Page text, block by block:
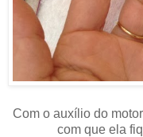
Com o auxílio do
com que ela